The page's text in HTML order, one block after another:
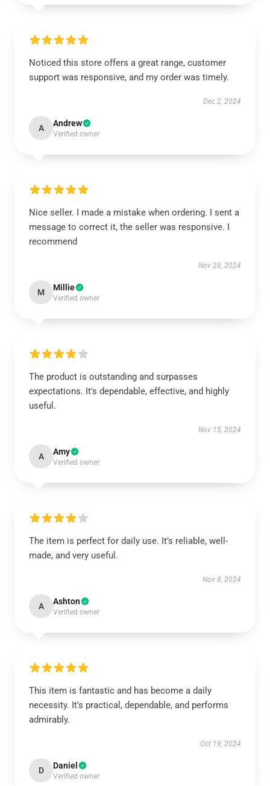
Noticed this store offers a great range, customer
support was responsive, and my order was timely.
Dec 2, 2024
A Andrew
Verified owner
Nice seller. I made a mistake when ordering. I sent a
message to correct it, the seller was responsive. I
recommend
Nov 28, 2024
M Millie
Verified owner
The product is outstanding and surpasses
expectations. It's dependable, effective, and highly
useful.
Nov 15, 2024
A Amy
Verified owner
The item is perfect for daily use. It’s reliable, well-
made, and very useful.
Nov 8, 2024
A Ashton
Verified owner
This item is fantastic and has become a daily
necessity. It's practical, dependable, and performs
admirably.
Oct 19, 2024
D Daniel
Verified owner